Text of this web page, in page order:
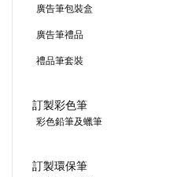
廣告筆包裝盒
廣告筆禮品
禮品筆套裝
訂製彩色筆
彩色鉛筆及蠟筆
訂製環保筆